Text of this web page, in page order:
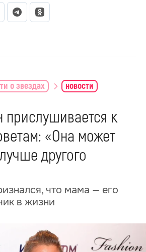
о звездах новости
к
«Она может
другого
что мама — его
в жизни